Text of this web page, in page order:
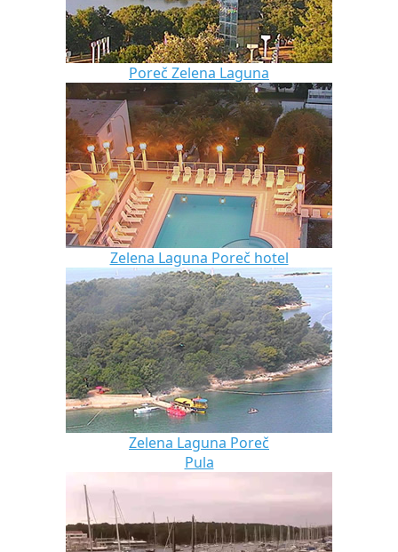
Poreč Zelena Laguna
Zelena Laguna Poreč hotel
Zelena Laguna Poreč
Pula